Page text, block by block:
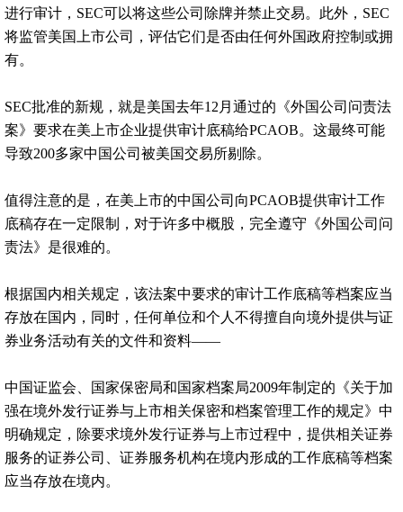
进行审计，SEC可以将这些公司除牌并禁止交易。此外，SEC
将监管美国上市公司，评估它们是否由任何外国政府控制或拥
有。
SEC批准的新规，就是美国去年12月通过的《外国公司问责法
案》要求在美上市企业提供审计底稿给PCAOB。这最终可能
导致200多家中国公司被美国交易所剔除。
值得注意的是，在美上市的中国公司向PCAOB提供审计工作
底稿存在一定限制，对于许多中概股，完全遵守《外国公司问
责法》是很难的。
根据国内相关规定，该法案中要求的审计工作底稿等档案应当
存放在国内，同时，任何单位和个人不得擅自向境外提供与证
券业务活动有关的文件和资料——
中国证监会、国家保密局和国家档案局2009年制定的《关于加
强在境外发行证券与上市相关保密和档案管理工作的规定》中
明确规定，除要求境外发行证券与上市过程中，提供相关证券
服务的证券公司、证券服务机构在境内形成的工作底稿等档案
应当存放在境内。